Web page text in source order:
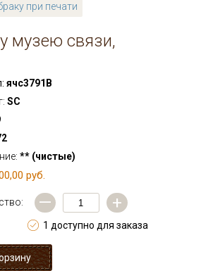
при печати
музею связи,
ячс3791В
SC
** (чистые)
руб.
— +
1 доступно для заказа